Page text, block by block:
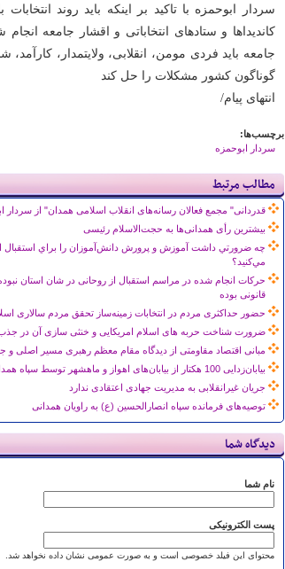
سردار ابوحمزه با تاکید بر اینکه باید روند
کاندیداها و ستادهای انتخاباتی و اقشار جامعه
جامعه باید فردی مومن، انقلابی، ولایتمدار،
گوناگون کشور مشکلات را حل کند
انتهای پیام/
برچسب‌ها:
سردار ابوحمزه
مطالب مرتبط
قدردانی" مجمع فعالان رسانه‌های انقلاب اسلامی همدان" از سردار
بیشترین رأی همدانی‌ها به حجت‌الاسلام رئیسی
مي‌كنيد؟
حرکات انجام شده در مراسم استقبال از روحانی در شان استان
قانونی بوده
حضور حداکثری مردم در انتخابات زمینه‌ساز تحقق مردم سالاری
ضرورت شناخت حربه های اسلام امریکایی و خنثی سازی آن در جذب
مبانی اقتصاد مقاومتی از دیدگاه مقام معظم رهبری مسیر اصلی و
بیابان‌زدایی 100 هکتار از بیابان‌های اهواز و ماهشهر توسط سپاه همدان/ حضور 31 هزار همدانی در اردوهای راهیان نور
جریان غیرانقلابی به مدیریت جهادی اعتقادی ندارد
توصیه‌های فرمانده سپاه انصارالحسین (ع) به راویان همدانی
دیدگاه شما
نام شما
پست الکترونیکی
محتوای این فیلد خصوصی است و به صورت عمومی نشان داده نخواهد شد.